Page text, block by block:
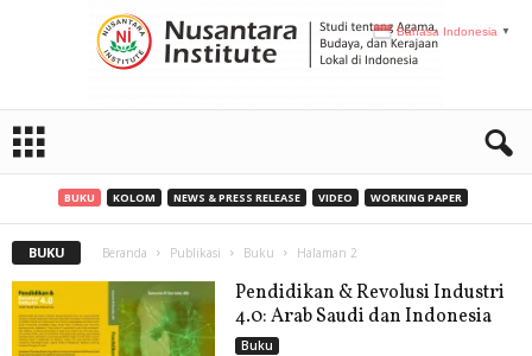
BUKU KOLOM NEWS & PRESS RELEASE VIDEO WORKING PAPER
BUKU Beranda Publikasi Buku Halaman 2
Pendidikan & Revolusi Industri
4.0: Arab Saudi dan Indonesia
Buku
Bahasa Indonesia ▼